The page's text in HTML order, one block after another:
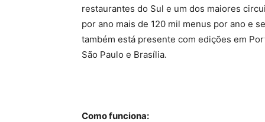
restaurantes do Sul e um dos maiores
por ano mais de 120 mil menus por ano e
também está presente com edições em
São Paulo e Brasília.
Como funciona: